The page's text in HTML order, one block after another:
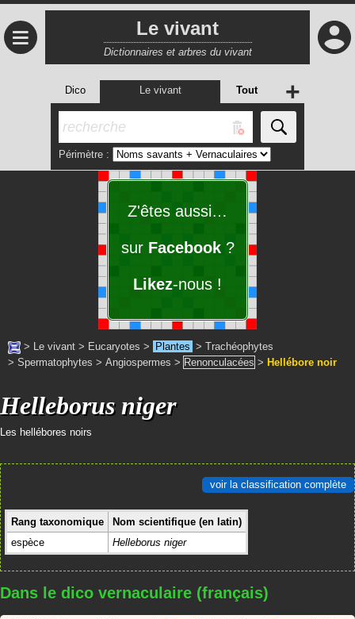
≡ Le vivant
Dictionnaires et arbres du vivant
Dico Le vivant Tout
Périmètre :
+
Z'êtes aussi…
sur Facebook?
Likez-nous !
> Le vivant > Eucaryotes > Plantes > Trachéophytes
> Spermatophytes > Angiospermes > Renonculacées > Hellébore noir
Helleborus niger
Les hellébores noirs
voir la classification complète
Rang taxonomique
Nom scientifique (en latin)
espèce
Helleborus niger
Dans le dico vernaculaire (français)